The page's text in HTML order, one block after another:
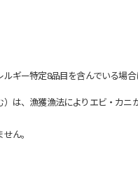
ギー特定8品目を含んでいる場合
、漁獲漁法によりエビ・カ
ん。